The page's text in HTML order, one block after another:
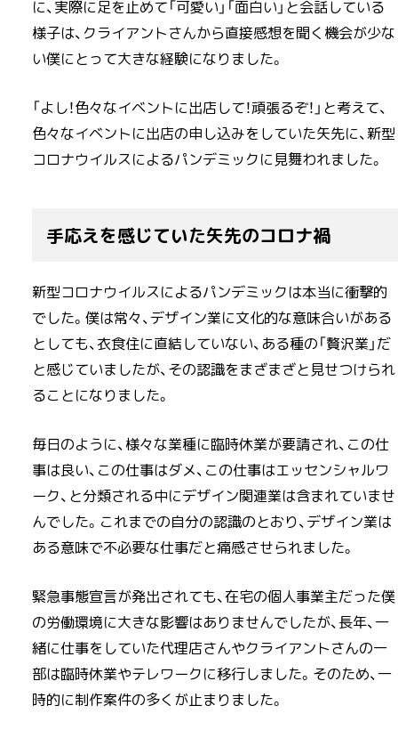
に、実際に足を止めて「可愛い」「面白い」と会話している
様子は、クライアントさんから直接感想を聞く機会が少な
い僕にとって大きな経験になりました。
「よし！色々なイベントに出店して！頑張るぞ！」と考えて、
色々なイベントに出店の申し込みをしていた矢先に、新型
コロナウイルスによるパンデミックに見舞われました。
手応えを感じていた矢先のコロナ禍
新型コロナウイルスによるパンデミックは本当に衝撃的
でした。僕は常々、デザイン業に文化的な意味合いがある
としても、衣食住に直結していない、ある種の「贅沢業」だ
と感じていましたが、その認識をまざまざと見せつけられ
ることになりました。
毎日のように、様々な業種に臨時休業が要請され、この仕
事は良い、この仕事はダメ、この仕事はエッセンシャルワ
ーク、と分類される中にデザイン関連業は含まれていませ
んでした。これまでの自分の認識のとおり、デザイン業は
ある意味で不必要な仕事だと痛感させられました。
緊急事態宣言が発出されても、在宅の個人事業主だった僕
の労働環境に大きな影響はありませんでしたが、長年、一
緒に仕事をしていた代理店さんやクライアントさんの一
部は臨時休業やテレワークに移行しました。そのため、一
時的に制作案件の多くが止まりました。